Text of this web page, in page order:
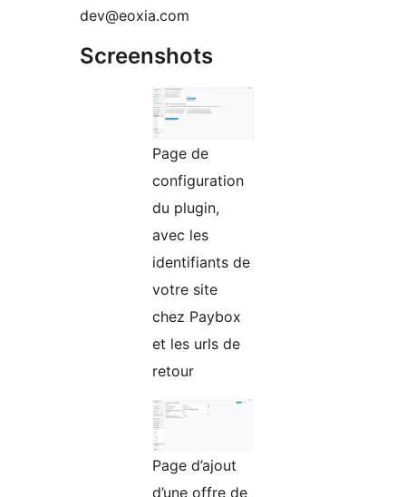
dev@eoxia.com
Screenshots
Page de
configuration
du plugin,
avec les
identifiants de
votre site
chez Paybox
et les urls de
retour
Page d’ajout
d’une offre de